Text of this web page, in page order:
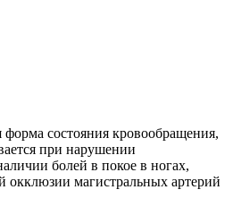
состояния кровообращения,
при нарушении
болей в покое в ногах,
окклюзии магистральных артерий